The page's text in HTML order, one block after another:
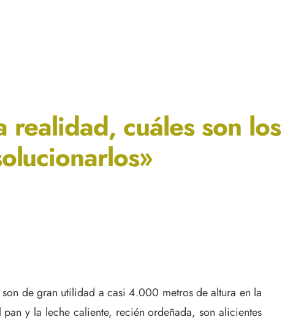
realidad, cuáles son los
de gran utilidad a casi 4.000 metros de altura en la
y la leche caliente, recién ordeñada, son alicientes